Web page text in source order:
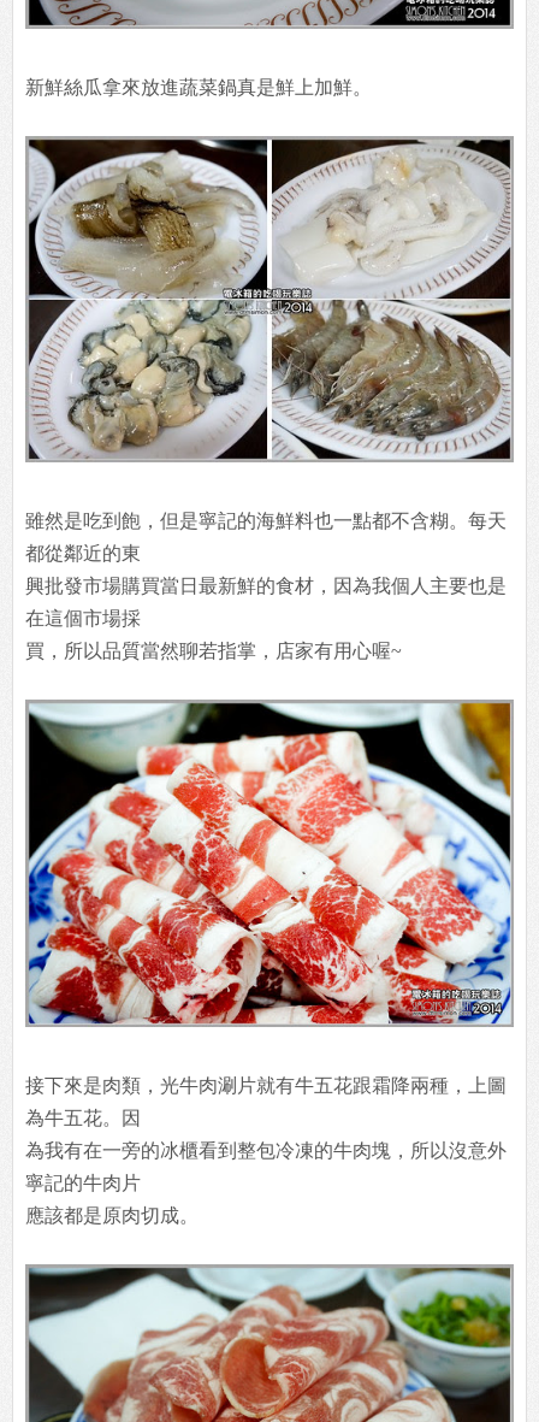
新鮮絲瓜拿來放進蔬菜鍋真是鮮上加鮮。
雖然是吃到飽，但是寧記的海鮮料也一點都不含糊。每天
都從鄰近的東
興批發市場購買當日最新鮮的食材，因為我個人主要也是
在這個市場採
買，所以品質當然聊若指掌，店家有用心喔~
接下來是肉類，光牛肉涮片就有牛五花跟霜降兩種，上圖
為牛五花。因
為我有在一旁的冰櫃看到整包冷凍的牛肉塊，所以沒意外
寧記的牛肉片
應該都是原肉切成。